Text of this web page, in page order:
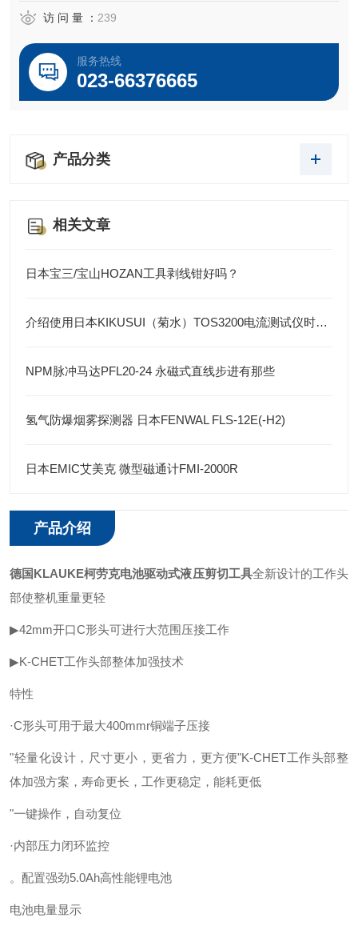
访 问 量 ： 239
服务热线
023-66376665
产品分类
相关文章
日本宝三/宝山HOZAN工具剥线钳好吗？
介绍使用日本KIKUSUI（菊水）TOS3200电流测试仪时注意事项
NPM脉冲马达PFL20-24 永磁式直线步进有那些
氢气防爆烟雾探测器 日本FENWAL FLS-12E(-H2)
日本EMIC艾美克 微型磁通计FMI-2000R
产品介绍
德国KLAUKE柯劳克电池驱动式液压剪切工具全新设计的工作头
部使整机重量更轻
▶42mm开口C形头可进行大范围压接工作
▶K-CHET工作头部整体加强技术
特性
·C形头可用于最大400mmr铜端子压接
"轻量化设计，尺寸更小，更省力，更方便"K-CHET工作头部整
体加强方案，寿命更长，工作更稳定，能耗更低
"一键操作，自动复位
·内部压力闭环监控
。配置强劲5.0Ah高性能锂电池
电池电量显示